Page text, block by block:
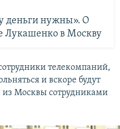
деньги нужны». О
Лукашенко в Москву
телекомпаний,
и вскоре будут
Москвы сотрудниками